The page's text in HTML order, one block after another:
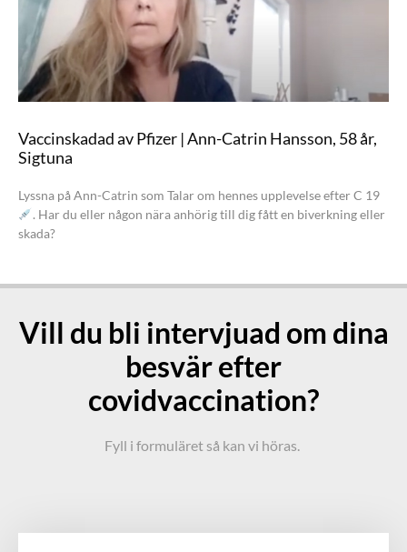
Vaccinskadad av Pfizer | Ann-Catrin Hansson, 58 år,
Sigtuna
Lyssna på Ann-Catrin som Talar om hennes upplevelse efter C 19
. Har du eller någon nära anhörig till dig fått en biverkning eller
skada?
Vill du bli intervjuad om dina
besvär efter
covidvaccination?
Fyll i formuläret så kan vi höras.